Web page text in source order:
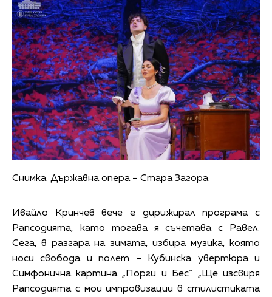
Снимка: Държавна опера – Стара Загора
Ивайло Кринчев вече е дирижирал програма с
Рапсодията, като тогава я съчетава с Равел.
Сега, в разгара на зимата, избира музика, която
носи свобода и полет – Кубинска увертюра и
Симфонична картина „Порги и Бес“. „Ще изсвиря
Рапсодията с мои импровизации в стилистиката